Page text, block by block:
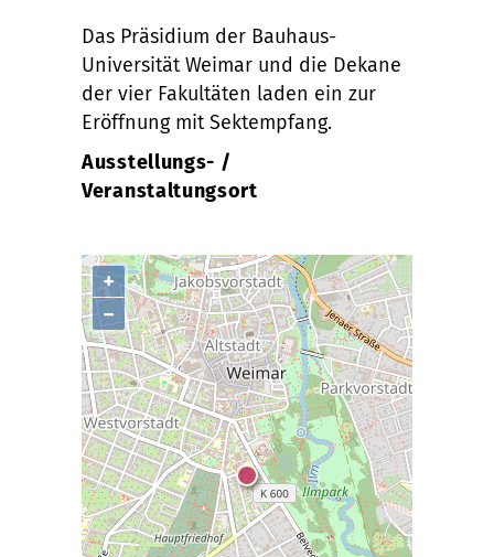
Das Präsidium der Bauhaus-
Universität Weimar und die Dekane
der vier Fakultäten laden ein zur
Eröffnung mit Sektempfang.
Ausstellungs- /
Veranstaltungsort
+
−